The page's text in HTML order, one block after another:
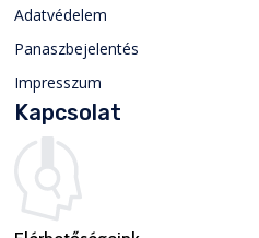
Adatvédelem
Panaszbejelentés
Impresszum
Kapcsolat